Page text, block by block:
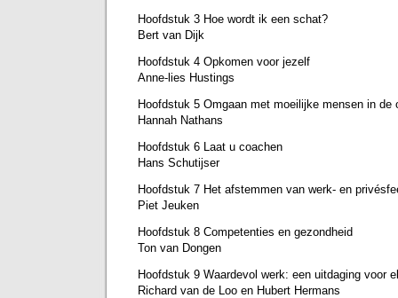
Hoofdstuk 3 Hoe wordt ik een schat?
Bert van Dijk
Hoofdstuk 4 Opkomen voor jezelf
Anne-lies Hustings
Hoofdstuk 5 Omgaan met moeilijke mensen in de
Hannah Nathans
Hoofdstuk 6 Laat u coachen
Hans Schutijser
Hoofdstuk 7 Het afstemmen van werk- en
Piet Jeuken
Hoofdstuk 8 Competenties en gezondheid
Ton van Dongen
Hoofdstuk 9 Waardevol werk: een uitdaging voor
Richard van de Loo en Hubert Hermans